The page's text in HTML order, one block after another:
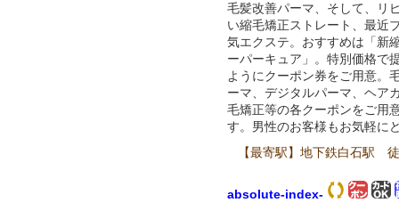
毛髪改善パーマ、そして、リ
い縮毛矯正ストレート、最近
気エクステ。おすすめは「新
ーパーキュア」。特別価格で
ようにクーポン券をご用意。
ーマ、デジタルパーマ、ヘア
毛矯正等の各クーポンをご用
す。男性のお客様もお気軽に
【最寄駅】地下鉄白石駅
absolute-index-